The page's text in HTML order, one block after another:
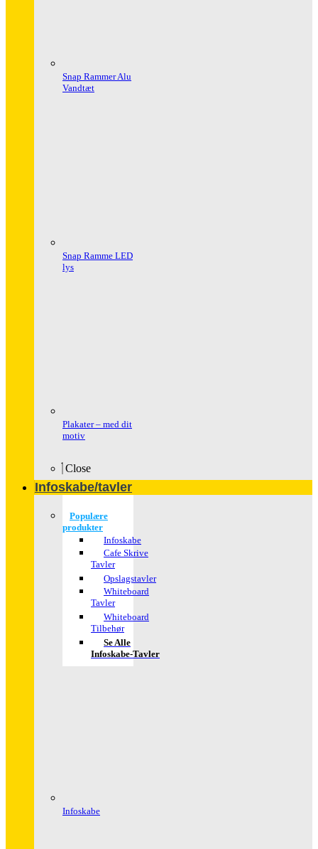
Snap Rammer Alu
Vandtæt
Snap Ramme LED
lys
Plakater – med dit
motiv
Close
Infoskabe/tavler
Populære
produkter
Infoskabe
Cafe Skrive
Tavler
Opslagstavler
Whiteboard
Tavler
Whiteboard
Tilbehør
Se Alle
Infoskabe-Tavler
Infoskabe